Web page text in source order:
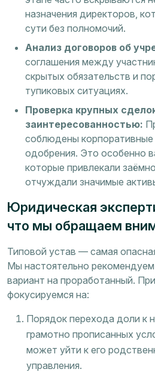
назначения директоров,
сути без полномочий.
Анализ договоров об
соглашения между
скрытых обязательств и
тупиковых ситуациях.
Проверка крупных
заинтересованностью:
соблюдены
одобрения. Это особенно
которые привлекали
отчуждали значимые
Юридическая
что мы обращаем
Типовой устав — самая
Мы настоятельно
вариант на проработанный.
фокусируемся на:
Порядок перехода доли к
грамотно прописанных
может уйти к его
управления.